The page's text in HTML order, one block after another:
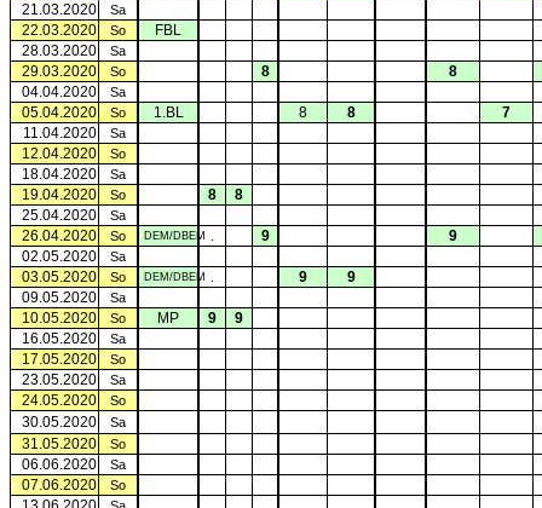
21.03.2020
Sa
22.03.2020 So
FBL
28.03.2020
Sa
29.03.2020 So 8
8
04.04.2020
Sa
05.04.2020 So 1.BL 8 8
7
11.04.2020
Sa
12.04.2020 So
18.04.2020 Sa
19.04.2020 So 8
8
25.04.2020
Sa
26.04.2020 So DEM/DBEM . 9
9
02.05.2020
Sa
03.05.2020 So DEM/DBEM . 9
9
09.05.2020
Sa
10.05.2020 So MP 9
9
16.05.2020
Sa
17.05.2020 So
23.05.2020 Sa
24.05.2020 So
30.05.2020 Sa
31.05.2020 So
06.06.2020 Sa
07.06.2020 So